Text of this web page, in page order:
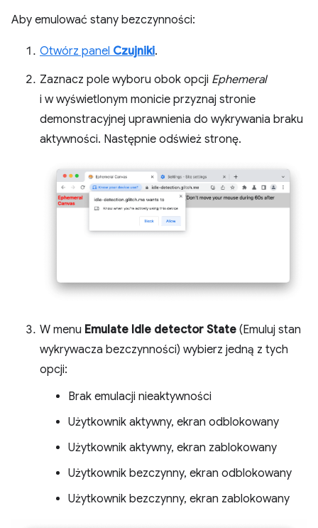
Aby emulować stany bezczynności:
Otwórz panel Czujniki.
Zaznacz pole wyboru obok opcji Ephemeral
i w wyświetlonym monicie przyznaj stronie
demonstracyjnej uprawnienia do wykrywania braku
aktywności. Następnie odśwież stronę.
W menu Emulate Idle detector State (Emuluj stan
wykrywacza bezczynności) wybierz jedną z tych
opcji:
Brak emulacji nieaktywności
Użytkownik aktywny, ekran odblokowany
Użytkownik aktywny, ekran zablokowany
Użytkownik bezczynny, ekran odblokowany
Użytkownik bezczynny, ekran zablokowany